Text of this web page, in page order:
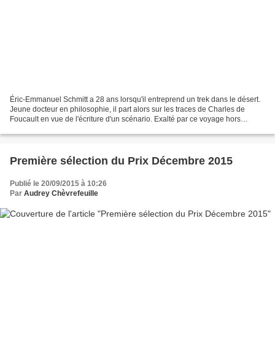
Éric-Emmanuel Schmitt a 28 ans lorsqu'il entreprend un trek dans le désert.
Jeune docteur en philosophie, il part alors sur les traces de Charles de
Foucault en vue de l'écriture d'un scénario. Exalté par ce voyage hors
Première sélection du Prix Décembre 2015
Publié le 20/09/2015 à 10:26
Par Audrey Chèvrefeuille